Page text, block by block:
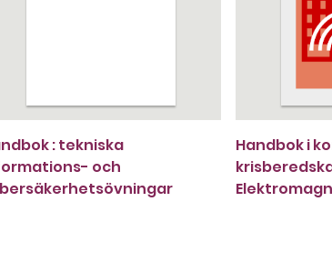
: tekniska
och
Handbok i